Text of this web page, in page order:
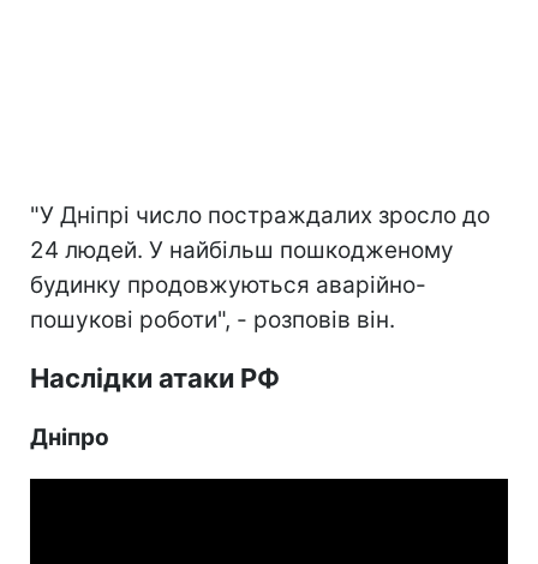
"У Дніпрі число постраждалих зросло до
24 людей. У найбільш пошкодженому
будинку продовжуються аварійно-
пошукові роботи", - розповів він.
Наслідки атаки РФ
Дніпро